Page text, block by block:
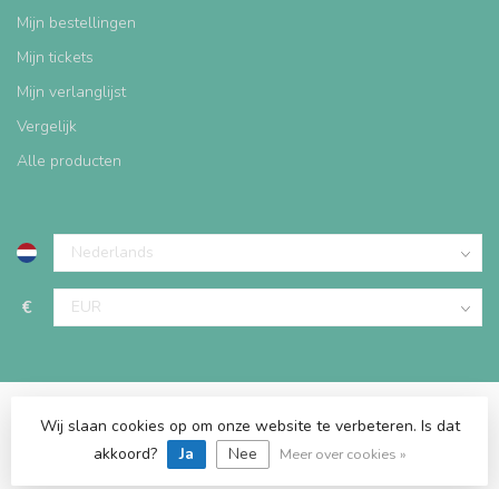
Mijn bestellingen
Mijn tickets
Mijn verlanglijst
Vergelijk
Alle producten
€
© Copyright 2026 Speeltafelwinkel
Wij slaan cookies op om onze website te verbeteren. Is dat
akkoord?
Ja Nee Meer over cookies »